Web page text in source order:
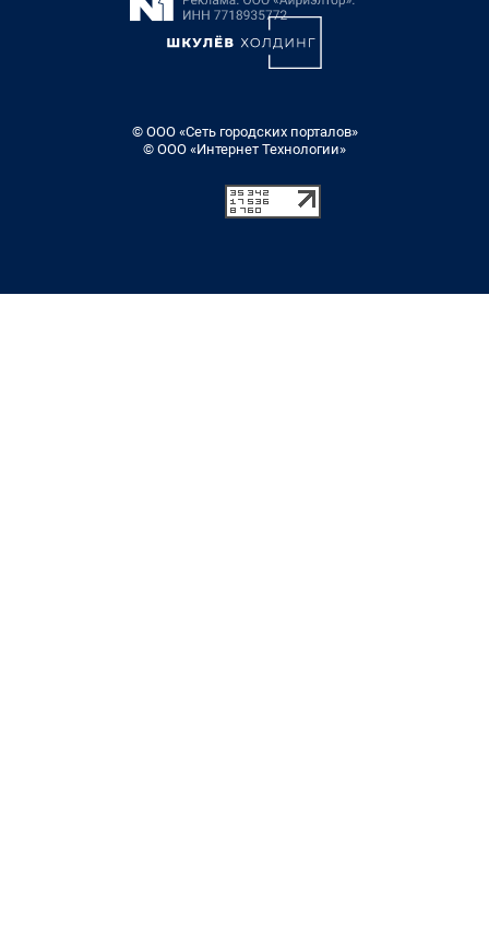
© ООО «Сеть городских порталов»
© ООО «Интернет Технологии»